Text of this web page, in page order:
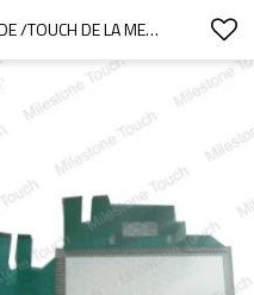
MEMBRANA GT1695-XTBA DE /TOUCH DE LA MEMBRANA DEL TACTO DE GT1695-XTBA